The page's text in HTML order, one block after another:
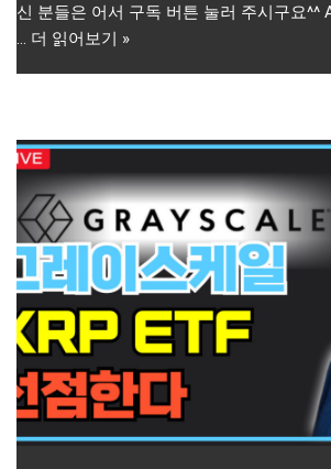
신 분들은 어서 구독 버튼 눌러 주시구요^^
… 더 읽어보기 »